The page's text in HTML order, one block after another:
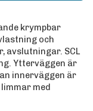
krympbar
och
avslutningar. SCL
Ytterväggen är
innerväggen är
med